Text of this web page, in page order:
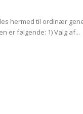
hermed til ordinær
er følgende: 1) Valg af...